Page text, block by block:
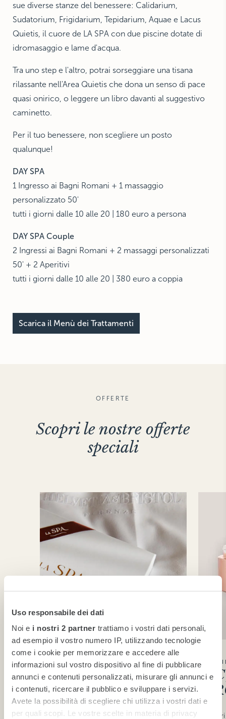
Uso responsabile dei dati
Noi e i nostri 2 partner trattiamo i vostri dati personali,
ad esempio il vostro numero IP, utilizzando tecnologie
come i cookie per memorizzare e accedere alle
informazioni sul vostro dispositivo al fine di pubblicare
annunci e contenuti personalizzati, misurare gli annunci e
i contenuti, ricercare il pubblico e sviluppare i servizi.
Avete la possibilità di scegliere chi utilizza i vostri dati e
per quali scopi. Le vostre scelte in materia di privacy
sue diverse stanze del benessere: Calidarium,
Sudatorium, Frigidarium, Tepidarium, Aquae e Lacus
Quietis, il cuore de LA SPA con due piscine dotate di
idromasaggio e lame d'acqua.
Tra uno step e l'altro, potrai sorseggiare una tisana
rilassante nell'Area Quietis che dona un senso di pace
quasi onirico, o leggere un libro davanti al suggestivo
caminetto.
Per il tuo benessere, non scegliere un posto
qualunque!
DAY SPA
1 Ingresso ai Bagni Romani + 1 massaggio
personalizzato 50'
tutti i giorni dalle 10 alle 20 | 180 euro a persona
DAY SPA Couple
2 Ingressi ai Bagni Romani + 2 massaggi personalizzati
50' + 2 Aperitivi
tutti i giorni dalle 10 alle 20 | 380 euro a coppia
Scarica il Menù dei Trattamenti
OFFERTE
Scopri le nostre offerte
speciali
MEMBERSHIP CARDS
DIVENTA
MEMBER
Entra nell’esclusivo mondo de LA SPA.